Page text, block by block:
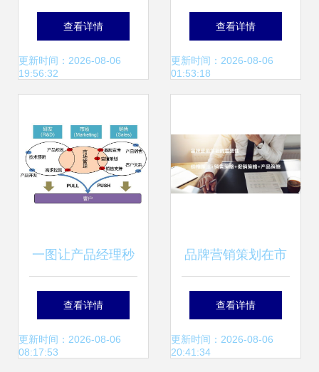
场营销策划的协同
路径探析
查看详情
更新时间：2026-08-06
19:56:32
水产品市场营销策
划方案
查看详情
更新时间：2026-08-06
01:53:18
一图让产品经理秒
懂市场营销的本质
查看详情
更新时间：2026-08-06
08:17:53
品牌营销策划在市
场竞争中的核心作
用
查看详情
更新时间：2026-08-06
20:41:34